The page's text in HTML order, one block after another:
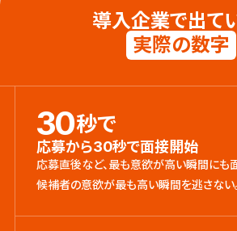
導入企業で出て
実際の数字
30秒で
応募から30秒で面接開始
応募直後など、最も意欲が高い瞬間にも
候補者の意欲が最も高い瞬間を逃さない